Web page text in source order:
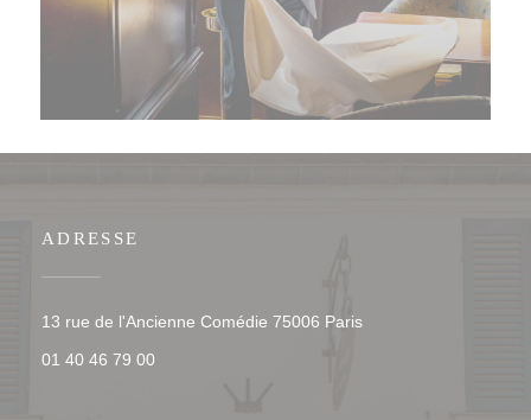
ADRESSE
13 rue de l'Ancienne Comédie 75006 Paris((ouvre une nouvelle
01 40 46 79 00